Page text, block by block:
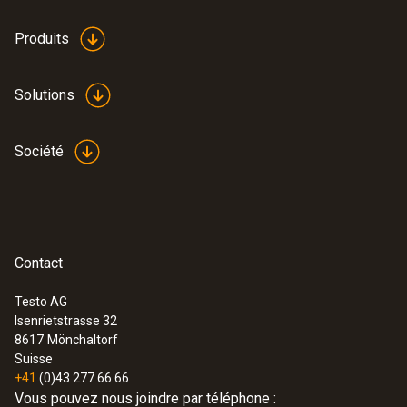
Produits
Solutions
Société
Contact
Testo AG
Isenrietstrasse 32
8617 Mönchaltorf
Suisse
+41 (0)43 277 66 66
Vous pouvez nous joindre par téléphone :